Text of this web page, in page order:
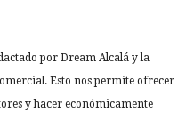
por Dream Alcalá y la
Esto nos permite ofrecer
y hacer económicamente